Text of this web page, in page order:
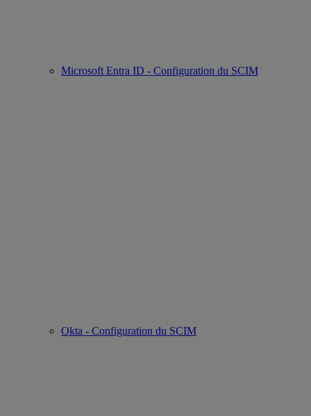
Microsoft Entra ID - Configuration du SCIM
Okta - Configuration du SCIM